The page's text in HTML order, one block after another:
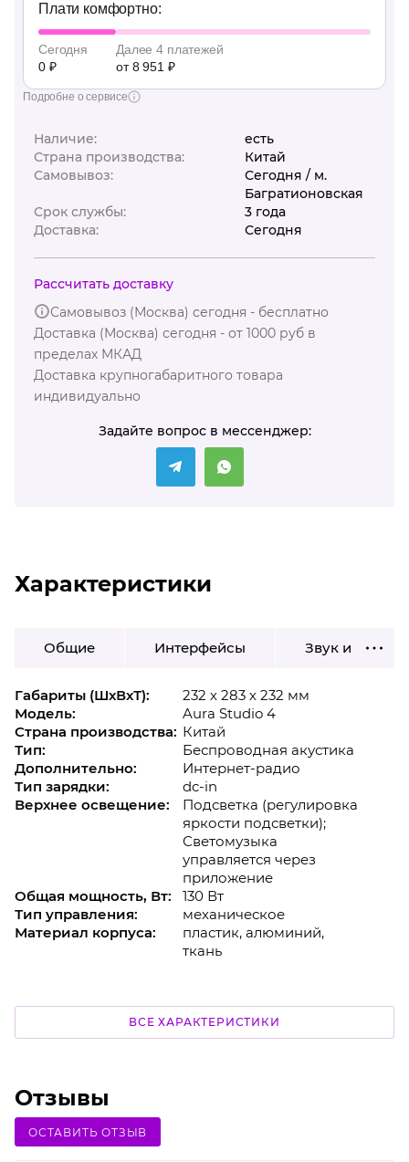
Плати комфортно:
Сегодня
0 ₽
Далее 4 платежей
от 8 951 ₽
Подробне о сервисе
Наличие:
есть
Страна производства:
Китай
Самовывоз:
Сегодня / м.
Багратионовская
Срок службы:
3 года
Доставка:
Сегодня
Рассчитать доставку
Самовывоз (Москва) сегодня - бесплатно
Доставка (Москва) сегодня - от 1000 руб в
пределах МКАД
Доставка крупногабаритного товара
индивидуально
Задайте вопрос в мессенджер:
Характеристики
Общие Интерфейсы Звук и Видео
Габариты (ШхВхТ):
232 х 283 х 232 мм
Модель:
Aura Studio 4
Страна производства: Китай
Тип:
Беспроводная акустика
Дополнительно:
Интернет-радио
Тип зарядки:
dc-in
Верхнее освещение:
Подсветка (регулировка
яркости подсветки);
Светомузыка
управляется через
приложение
Общая мощность, Вт:
130 Вт
Тип управления:
механическое
Материал корпуса:
пластик, алюминий,
ткань
ВСЕ ХАРАКТЕРИСТИКИ
Отзывы
ОСТАВИТЬ ОТЗЫВ